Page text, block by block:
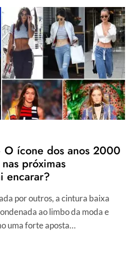
O ícone dos anos 2000
próximas
encarar?
por outros, a cintura baixa
ao limbo da moda e
uma forte aposta…